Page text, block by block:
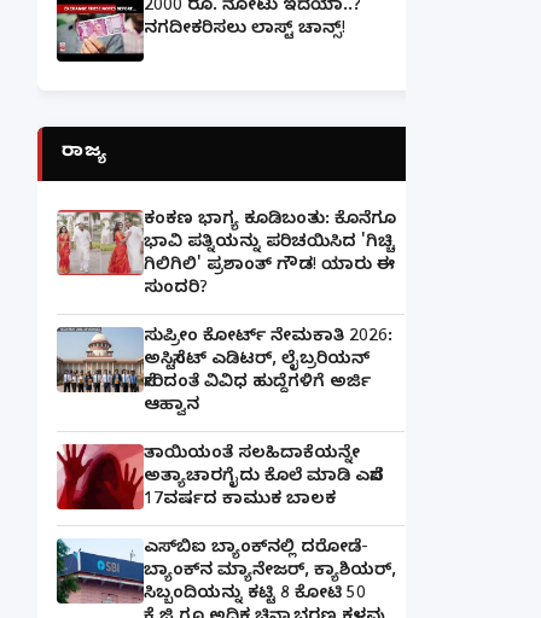
2000 ರೂ. ನೋಟು ಇದೆಯಾ..?
ನಗದೀಕರಿಸಲು ಲಾಸ್ಟ್‌ ಚಾನ್ಸ್‌!
ರಾಜ್ಯ
ಕಂಕಣ ಭಾಗ್ಯ ಕೂಡಿಬಂತು: ಕೊನೆಗೂ
ಭಾವಿ ಪತ್ನಿಯನ್ನು ಪರಿಚಯಿಸಿದ 'ಗಿಚ್ಚಿ
ಗಿಲಿಗಿಲಿ' ಪ್ರಶಾಂತ್ ಗೌಡ! ಯಾರು ಈ
ಸುಂದರಿ?
ಸುಪ್ರೀಂ ಕೋರ್ಟ್ ನೇಮಕಾತಿ 2026:
ಅಸಿಸ್ಟೆಂಟ್ ಎಡಿಟರ್, ಲೈಬ್ರರಿಯನ್
ಸೇರಿದಂತೆ ವಿವಿಧ ಹುದ್ದೆಗಳಿಗೆ ಅರ್ಜಿ
ಆಹ್ವಾನ
ತಾಯಿಯಂತೆ ಸಲಹಿದಾಕೆಯನ್ನೇ
ಅತ್ಯಾಚಾರಗೈದು ಕೊಲೆ ಮಾಡಿ ಎಸೆದ
17ವರ್ಷದ ಕಾಮುಕ ಬಾಲಕ
ಎಸ್‌ಬಿಐ ಬ್ಯಾಂಕ್‌ನಲ್ಲಿ‌ ದರೋಡೆ-
ಬ್ಯಾಂಕ್​ನ ಮ್ಯಾನೇಜರ್‌, ಕ್ಯಾಶಿಯರ್‌,
ಸಿಬ್ಬಂದಿಯನ್ನು ಕಟ್ಟಿ 8 ಕೋಟಿ 50